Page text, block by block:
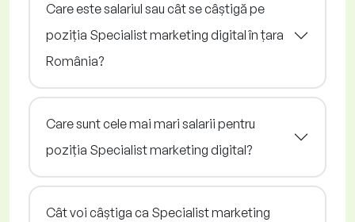
Care este salariul sau cât se câștigă pe
poziția Specialist marketing digital în țara
România?
Care sunt cele mai mari salarii pentru
poziția Specialist marketing digital?
Cât voi câștiga ca Specialist marketing